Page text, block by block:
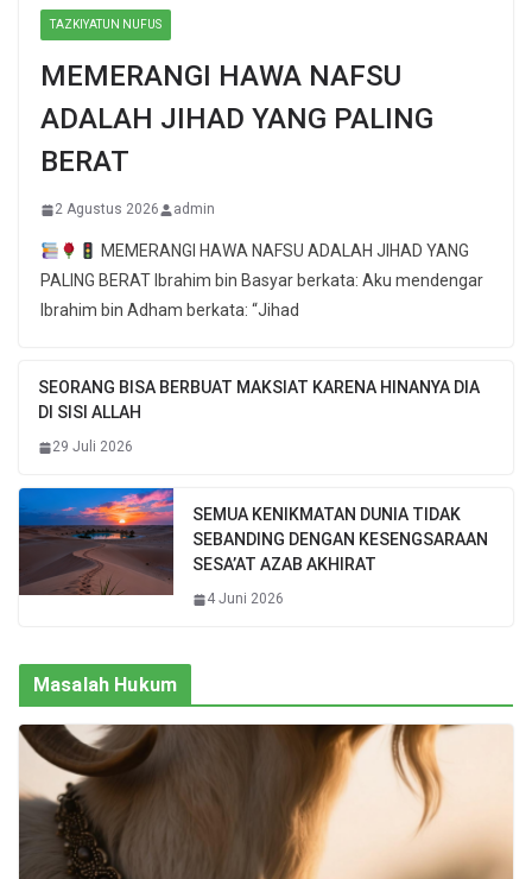
TAZKIYATUN NUFUS
MEMERANGI HAWA NAFSU
ADALAH JIHAD YANG PALING
BERAT
2 Agustus 2026 admin
MEMERANGI HAWA NAFSU ADALAH JIHAD YANG
PALING BERAT Ibrahim bin Basyar berkata: Aku mendengar
Ibrahim bin Adham berkata: “Jihad
SEORANG BISA BERBUAT MAKSIAT KARENA HINANYA DIA
DI SISI ALLAH
29 Juli 2026
SEMUA KENIKMATAN DUNIA TIDAK
SEBANDING DENGAN KESENGSARAAN
SESA’AT AZAB AKHIRAT
4 Juni 2026
Masalah Hukum